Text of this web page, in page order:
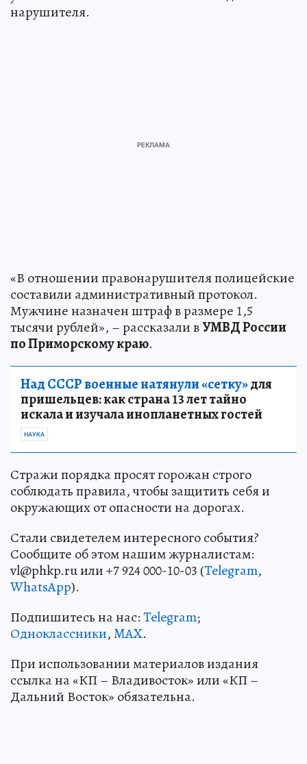
нарушителя.
«В отношении правонарушителя полицейские
составили административный протокол.
Мужчине назначен штраф в размере 1,5
тысячи рублей», – рассказали вУМВД России
по Приморскому краю.
Над СССР военные натянули «сетку»для
пришельцев: как страна 13 лет тайно
искала и изучала инопланетных гостей
НАУКА
Стражи порядка просят горожан строго
соблюдать правила, чтобы защитить себя и
окружающих от опасности на дорогах.
Стали свидетелем интересного события?
Сообщите об этом нашим журналистам:
vl@phkp.ru или +7 924 000-10-03 (Telegram,
WhatsApp).
Подпишитесь на нас:Telegram;
Одноклассники,MAX.
При использовании материалов издания
ссылка на «КП – Владивосток» или «КП –
Дальний Восток» обязательна.